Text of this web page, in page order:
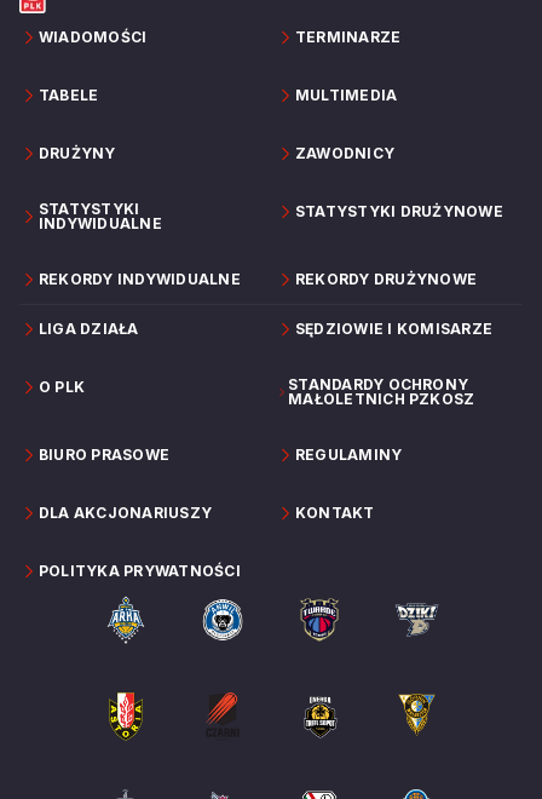
WIADOMOŚCI TERMINARZE
TABELE MULTIMEDIA
DRUŻYNY ZAWODNICY
STATYSTYKI
INDYWIDUALNE
STATYSTYKI DRUŻYNOWE
REKORDY INDYWIDUALNE REKORDY DRUŻYNOWE
LIGA DZIAŁA SĘDZIOWIE I KOMISARZE
O PLK
STANDARDY OCHRONY
MAŁOLETNICH PZKOSZ
BIURO PRASOWE REGULAMINY
DLA AKCJONARIUSZY KONTAKT
POLITYKA PRYWATNOŚCI